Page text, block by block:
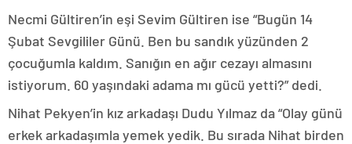
Necmi Gültiren’in eşi Sevim Gültiren ise “Bugün 14
Şubat Sevgililer Günü. Ben bu sandık yüzünden 2
çocuğumla kaldım. Sanığın en ağır cezayı almasını
istiyorum. 60 yaşındaki adama mı gücü yetti?” dedi.
Nihat Pekyen’in kız arkadaşı Dudu Yılmaz da “Olay günü
erkek arkadaşımla yemek yedik. Bu sırada Nihat birden